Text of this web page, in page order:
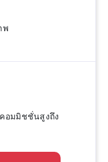
พ
อมมิชชั่นสูงถึง